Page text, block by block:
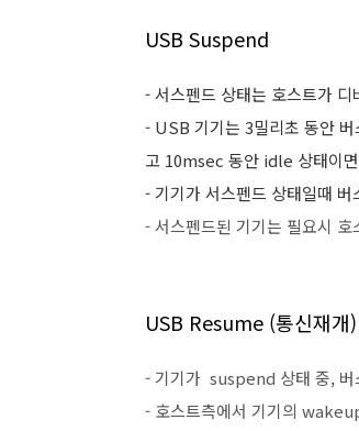
USB Suspend
- 서스펜드 상태는 호스트가
- USB 기기는 3밀리초 동안
고 10msec 동안 idle 상태이
- 기기가 서스펜드 상태일때
- 서스펜드된 기기는 필요시
USB Resume (통신재개)
- 기기가 suspend 상태 중, 버
- 호스트측에서 기기의